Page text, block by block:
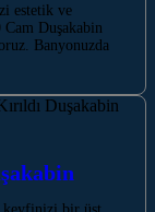
estetik ve
Duşakabin
Banyonuzda